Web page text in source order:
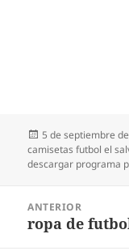
Publicado
el
5 de septiembre
camisetas futbol el
descargar programa
entradas
ANTERIOR
Entrada
ropa de